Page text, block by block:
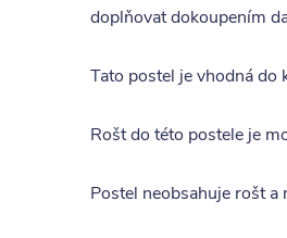
doplňovat dokoupením
Tato postel je vhodná
Rošt do této postele je
Postel neobsahuje rošt a